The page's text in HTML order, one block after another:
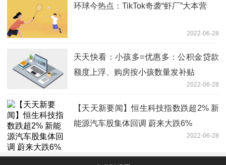
环球今热点：TikTok奇袭“虾厂”大本营
2022-06-28
天天快看：小孩多=优惠多：公积金贷款
额度上浮、购房按小孩数量发补贴
2022-06-28
【天天新要闻】恒生科技指数跌超2% 新
能源汽车股集体回调 蔚来大跌6%
2022-06-28